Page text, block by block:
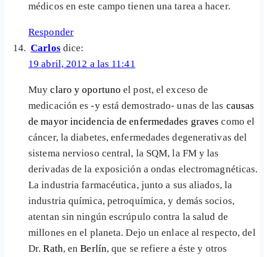
médicos en este campo tienen una tarea a hacer.
Responder
Carlos dice:
19 abril, 2012 a las 11:41
Muyclaro y oportuno el post, el exceso de
medicación es -y está demostrado- unas de las causas
de mayor incidencia de enfermedades graves como el
cáncer, la diabetes, enfermedades degenerativas del
sistema nervioso central, la SQM, la FM y las
derivadas de la exposición a ondas electromagnéticas.
La industria farmacéutica, junto a sus aliados, la
industria química, petroquímica, y demás socios,
atentan sin ningún escrúpulo contra la salud de
millones en el planeta. Dejo un enlace al respecto, del
Dr.Rath, enBerlín, que se refiere a éste y otros